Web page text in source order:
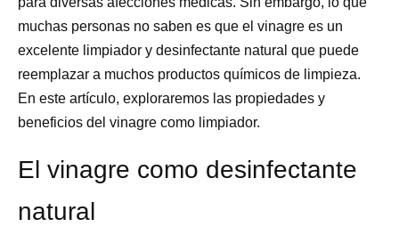
muchas personas no saben es que el vinagre es un
excelente limpiador y desinfectante natural que puede
reemplazar a muchos productos químicos de limpieza.
En este artículo, exploraremos las propiedades y
beneficios del vinagre como limpiador.
El vinagre como desinfectante
natural